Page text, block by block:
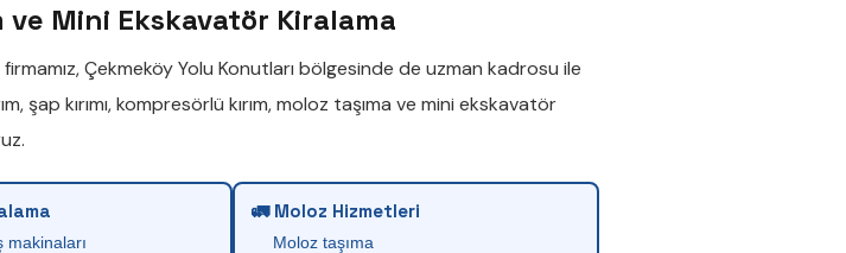
ve Mini Ekskavatör Kiralama
Çekmeköy Yolu Konutları bölgesinde de uzman kadrosu ile
,şap kırımı,kompresörlü kırım,moloz taşıma ve mini ekskavatör
makinaları
🚛 Moloz Hizmetleri
Moloz taşıma